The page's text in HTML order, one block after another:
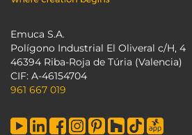
Emuca S.A.
Polígono Industrial El Oliveral c/H, 4
46394 Riba-Roja de Túria (Valencia)
CIF: A-46154704
961 667 019